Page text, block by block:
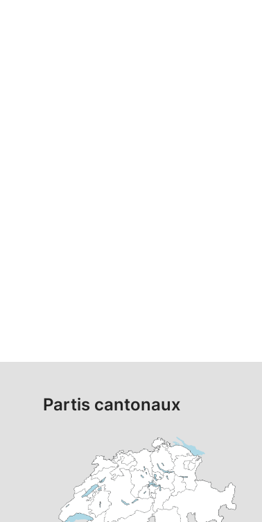
Partis cantonaux